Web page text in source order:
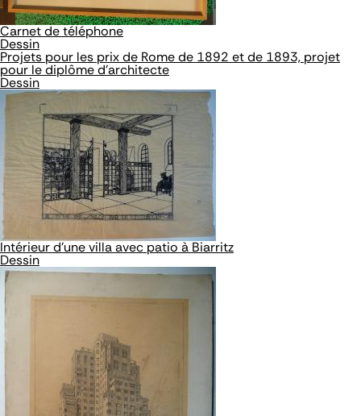
Carnet de téléphone
Dessin
Projets pour les prix de Rome de 1892 et de 1893, projet
pour le diplôme d'architecte
Dessin
Intérieur d'une villa avec patio à Biarritz
Dessin